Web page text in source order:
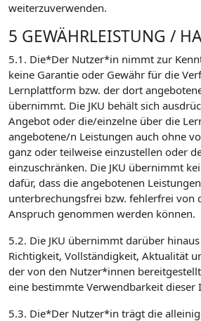
weiterzuverwenden.
5 GEWÄHRLEISTUNG /
5.1. Die*Der Nutzer*in nimmt zur
keine Garantie oder Gewähr für die
Lernplattform bzw. der dort
übernimmt. Die JKU behält sich
Angebot oder die/einzelne über die
angebotene/n Leistungen auch ohne
ganz oder teilweise einzustellen oder
einzuschränken. Die JKU übernimmt
dafür, dass die angebotenen
unterbrechungsfrei bzw. fehlerfrei von
Anspruch genommen werden können.
5.2. Die JKU übernimmt darüber
Richtigkeit, Vollständigkeit, Aktualität
der von den Nutzer*innen
eine bestimmte Verwendbarkeit dieser
5.3. Die*Der Nutzer*in trägt die